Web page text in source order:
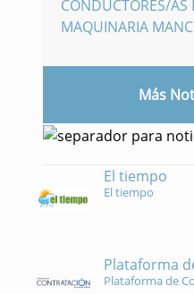
CONDUCTORES/AS
MAQUINARIA
Más
El tiempo
El tiempo
Plataforma
Plataforma de